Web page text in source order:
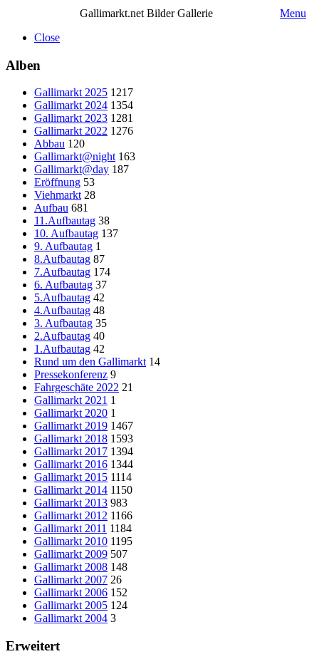
Gallimarkt.net Bilder Gallerie
Menu
Close
Alben
Gallimarkt 2025 1217
Gallimarkt 2024 1354
Gallimarkt 2023 1281
Gallimarkt 2022 1276
Abbau 120
Gallimarkt@night 163
Gallimarkt@day 187
Eröffnung 53
Viehmarkt 28
Aufbau 681
11.Aufbautag 38
10. Aufbautag 137
9. Aufbautag 1
8.Aufbautag 87
7.Aufbautag 174
6. Aufbautag 37
5.Aufbautag 42
4.Aufbautag 48
3. Aufbautag 35
2.Aufbautag 40
1.Aufbautag 42
Rund um den Gallimarkt 14
Pressekonferenz 9
Fahrgeschäte 2022 21
Gallimarkt 2021 1
Gallimarkt 2020 1
Gallimarkt 2019 1467
Gallimarkt 2018 1593
Gallimarkt 2017 1394
Gallimarkt 2016 1344
Gallimarkt 2015 1114
Gallimarkt 2014 1150
Gallimarkt 2013 983
Gallimarkt 2012 1166
Gallimarkt 2011 1184
Gallimarkt 2010 1195
Gallimarkt 2009 507
Gallimarkt 2008 148
Gallimarkt 2007 26
Gallimarkt 2006 152
Gallimarkt 2005 124
Gallimarkt 2004 3
Erweitert